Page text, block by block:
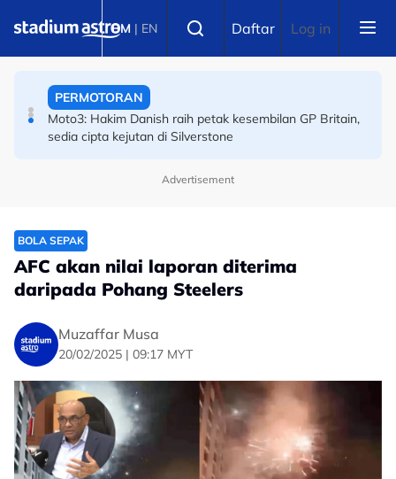
BM | EN Daftar Log in
Moto3: Hakim Danish raih petak kesembilan GP Britain,
BOLA SEPAK
Piala Hyundai ASEAN: Malaysia ke separuh akhir! Wan
Kuzain arkitek kemenangan Harimau Malaya
Advertisement
BOLA SEPAK
AFC akan nilai laporan diterima
daripada Pohang Steelers
Muzaffar Musa
20/02/2025 | 09:17 MYT